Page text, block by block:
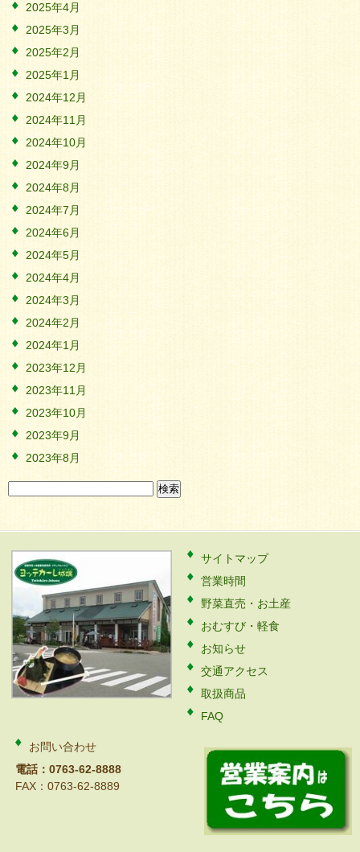
2025年4月
2025年3月
2025年2月
2025年1月
2024年12月
2024年11月
2024年10月
2024年9月
2024年8月
2024年7月
2024年6月
2024年5月
2024年4月
2024年3月
2024年2月
2024年1月
2023年12月
2023年11月
2023年10月
2023年9月
2023年8月
索:
サイトマップ
営業時間
野菜直売・お土産
おむすび・軽食
お知らせ
交通アクセス
取扱商品
FAQ
お問い合わせ
電話：0763-62-8888
FAX：0763-62-8889